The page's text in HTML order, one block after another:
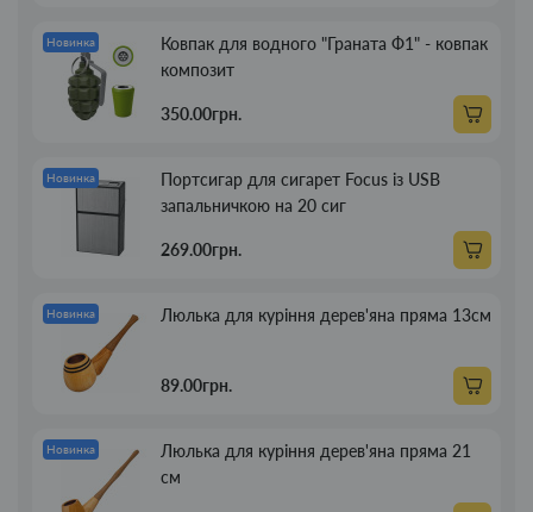
Новинка
Ковпак для водного "Граната Ф1" - ковпак
композит
350.00грн.
Новинка
Портсигар для сигарет Focus із USB
запальничкою на 20 сиг
269.00грн.
Новинка Люлька для куріння дерев'яна пряма 13см
89.00грн.
Новинка
Люлька для куріння дерев'яна пряма 21
см